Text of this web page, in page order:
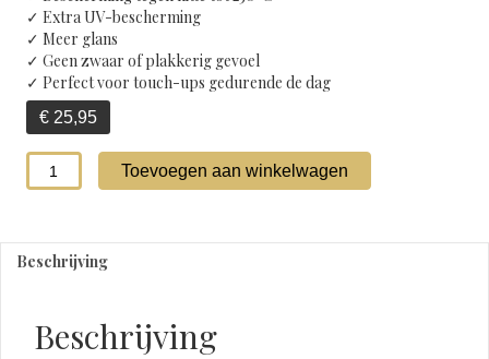
✓ Extra UV-bescherming
✓ Meer glans
✓ Geen zwaar of plakkerig gevoel
✓ Perfect voor touch-ups gedurende de dag
€ 25,95
Thermo-
zonbeschermende
Toevoegen aan winkelwagen
Beschrijving
Beschrijving